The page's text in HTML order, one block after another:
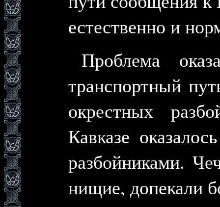
естественно и
Проблема
транспортный
окрестных
Кавказе
разбойниками.
нищие, допекали